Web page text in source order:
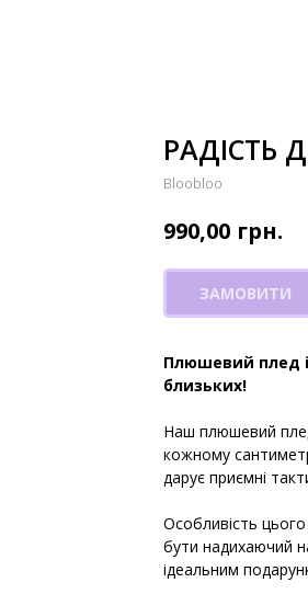
РАДІСТЬ
Bloobloo
990,00 грн.
ЗАМОВИТИ
Плюшевий плед
близьких!
Наш плюшевий
кожному
дарує приємні
Особливість
бути надихаючий
ідеальним